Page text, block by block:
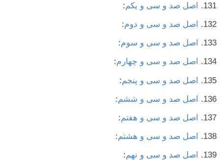
اصل صد و سی و یکم:
اصل صد و سی و دوم:
اصل صد و سی و سوم:
اصل صد و سی و چهارم:
اصل صد و سی و پنجم:
اصل صد و سی و ششم:
اصل صد و سی و هفتم:
اصل صد و سی و هشتم:
اصل صد و سی و نهم: